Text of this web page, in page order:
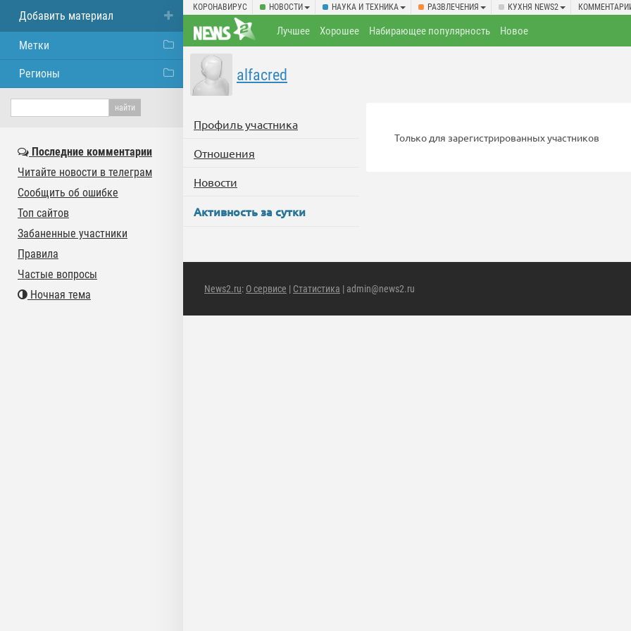
КОРОНАВИРУС НОВОСТИ НАУКА И ТЕХНИКА РАЗВЛЕЧЕНИЯ КУХНЯ NEWS2
Лучшее Хорошее Набирающее популярность Новое
alfacred
Профиль участника
Отношения
Новости
Активность за сутки
Только для зарегистрированных участников
News2.ru: О сервисе | Статистика | admin@news2.ru
Добавить материал
Метки
Регионы
Последние комментарии
Читайте новости в телеграм
Сообщить об ошибке
Топ сайтов
Забаненные участники
Правила
Частые вопросы
Ночная тема